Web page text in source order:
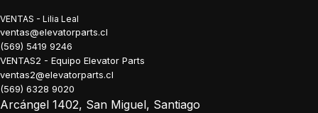
VENTAS - Lilia Leal
ventas@elevatorparts.cl
(569) 5419 9246
VENTAS2 - Equipo Elevator Parts
ventas2@elevatorparts.cl
(569) 6328 9020
Arcángel 1402, San Miguel, Santiago